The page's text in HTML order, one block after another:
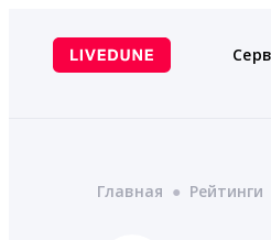
содержимому
Главная ● Рейтинги